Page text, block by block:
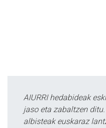
AIURRI hedabideak
jaso eta zabaltzen
albisteak euskaraz